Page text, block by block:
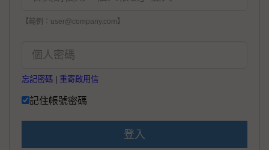
【範例：user@company.com】
忘記密碼 重寄啟用信
記住帳號密碼
登入